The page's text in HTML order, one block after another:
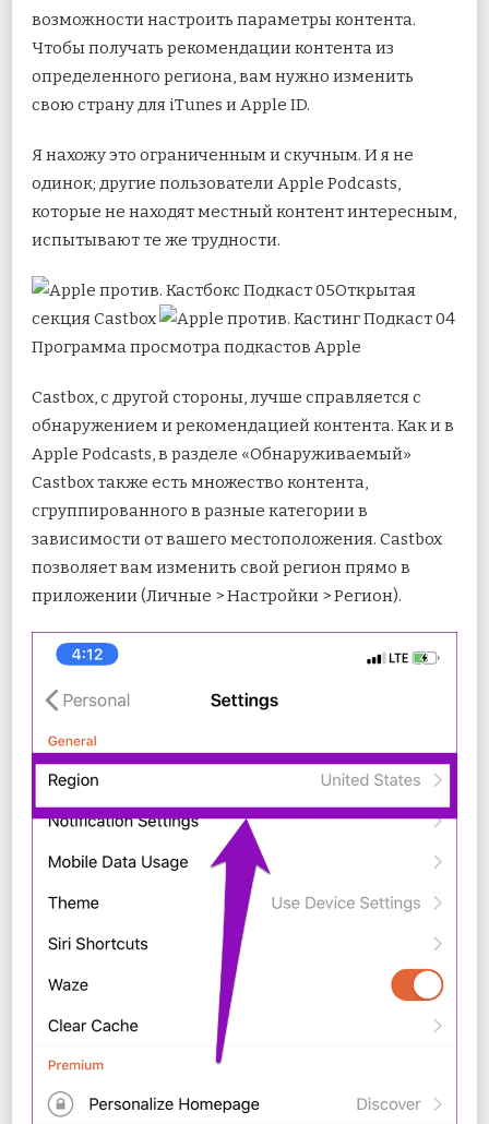
возможности настроить параметры контента.
Чтобы получать рекомендации контента из
определенного региона, вам нужно изменить
свою страну для iTunes и Apple ID.
Я нахожу это ограниченным и скучным. И я не
одинок; другие пользователи Apple Podcasts,
которые не находят местный контент интересным,
испытывают те же трудности.
Открытая
секция Castbox
Программа просмотра подкастов Apple
Castbox, с другой стороны, лучше справляется с
обнаружением и рекомендацией контента. Как и в
Apple Podcasts, в разделе «Обнаруживаемый»
Castbox также есть множество контента,
сгруппированного в разные категории в
зависимости от вашего местоположения. Castbox
позволяет вам изменить свой регион прямо в
приложении (Личные > Настройки > Регион).